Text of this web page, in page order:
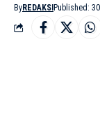
ByREDAKSI Published: